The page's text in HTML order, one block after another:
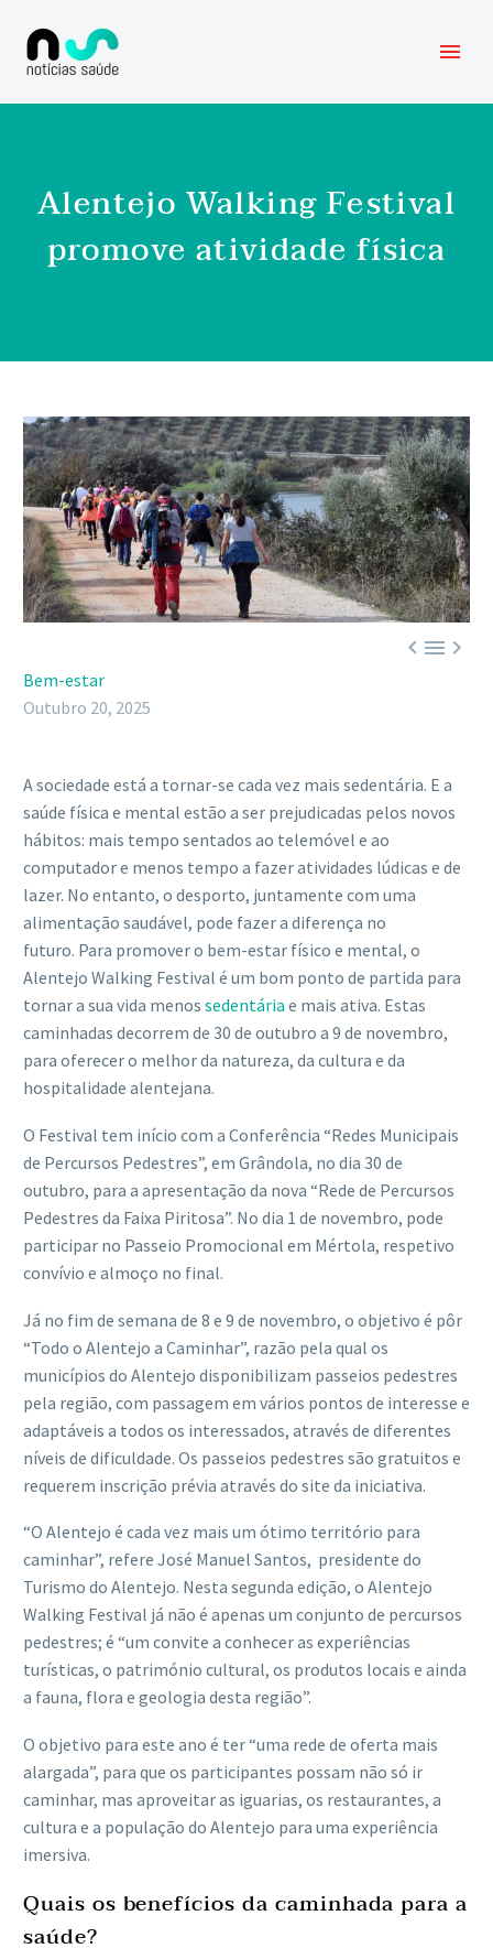
Alentejo Walking Festival
promove atividade física

Bem-estar
Outubro 20, 2025
A sociedade está a tornar-se cada vez mais sedentária. E a
saúde física e mental estão a ser prejudicadas pelos novos
hábitos: mais tempo sentados ao telemóvel e ao
computador e menos tempo a fazer atividades lúdicas e de
lazer. No entanto, o desporto, juntamente com uma
alimentação saudável, pode fazer a diferença no
futuro. Para promover o bem-estar físico e mental, o
Alentejo Walking Festival é um bom ponto de partida para
tornar a sua vida menos sedentária e mais ativa. Estas
caminhadas decorrem de 30 de outubro a 9 de novembro,
para oferecer o melhor da natureza, da cultura e da
hospitalidade alentejana.
O Festival tem início com a Conferência “Redes Municipais
de Percursos Pedestres”, em Grândola, no dia 30 de
outubro, para a apresentação da nova “Rede de Percursos
Pedestres da Faixa Piritosa”. No dia 1 de novembro, pode
participar no Passeio Promocional em Mértola, respetivo
convívio e almoço no final.
Já no fim de semana de 8 e 9 de novembro, o objetivo é pôr
“Todo o Alentejo a Caminhar”, razão pela qual os
municípios do Alentejo disponibilizam passeios pedestres
pela região, com passagem em vários pontos de interesse e
adaptáveis a todos os interessados, através de diferentes
níveis de dificuldade. Os passeios pedestres são gratuitos e
requerem inscrição prévia através do site da iniciativa.
“O Alentejo é cada vez mais um ótimo território para
caminhar”, refere José Manuel Santos, presidente do
Turismo do Alentejo. Nesta segunda edição, o Alentejo
Walking Festival já não é apenas um conjunto de percursos
pedestres; é “um convite a conhecer as experiências
turísticas, o património cultural, os produtos locais e ainda
a fauna, flora e geologia desta região”.
O objetivo para este ano é ter “uma rede de oferta mais
alargada”, para que os participantes possam não só ir
caminhar, mas aproveitar as iguarias, os restaurantes, a
cultura e a população do Alentejo para uma experiência
imersiva.
Quais os benefícios da caminhada para a
saúde?